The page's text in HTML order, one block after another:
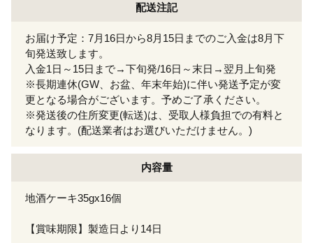
配送注記
お届け予定：7月16日から8月15日までのご入金は8月下
旬発送致します。
入金1日～15日まで→下旬発/16日～末日→翌月上旬発
※長期連休(GW、お盆、年末年始)に伴い発送予定が変
更となる場合がございます。予めご了承ください。
※発送後の住所変更(転送)は、受取人様負担での有料と
なります。(配送業者はお選びいただけません。)
内容量
地酒ケーキ35gx16個
【賞味期限】製造日より14日